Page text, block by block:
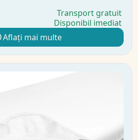
Transport gratuit
Disponibil imediat
Aflați mai multe